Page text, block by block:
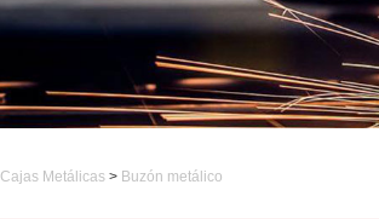
Cajas Metálicas > Buzón metálico